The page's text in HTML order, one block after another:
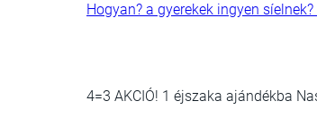
Hogyan? a gyerekek ingyen
4=3 AKCIÓ! 1 éjszaka ajándékba